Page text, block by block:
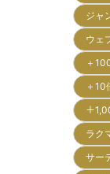
ジャ
ウェ
＋
＋
＋
ラク
サー